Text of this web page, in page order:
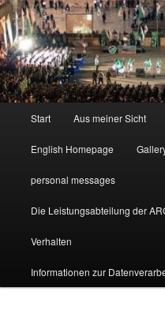
Start Aus meiner Sicht
English Homepage
personal messages
Die Leistungsabteilung der
Verhalten
Informationen zur